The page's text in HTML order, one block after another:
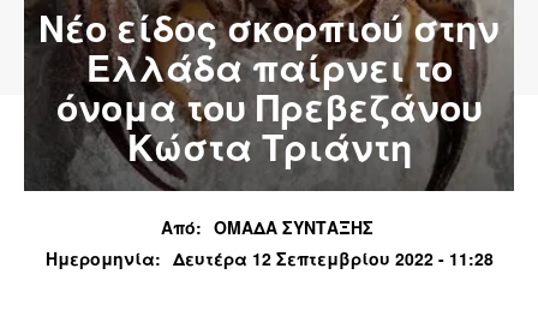
Νέο είδος σκορπιού στην
Ελλάδα παίρνει το
όνομα του Πρεβεζάνου
Κώστα Τριάντη
Από: ΟΜΑΔΑ ΣΥΝΤΑΞΗΣ
Ημερομηνία: Δευτέρα 12 Σεπτεμβρίου 2022 - 11:28